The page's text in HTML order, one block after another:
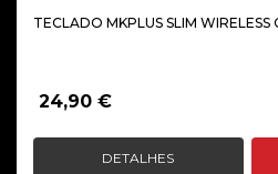
TECLADO MKPLUS SLIM
24,90 €
DETALHES